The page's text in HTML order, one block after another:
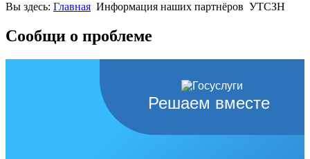
Вы здесь: Главная Информация наших партнёров УТСЗН
Сообщи о проблеме
Решаем вместе